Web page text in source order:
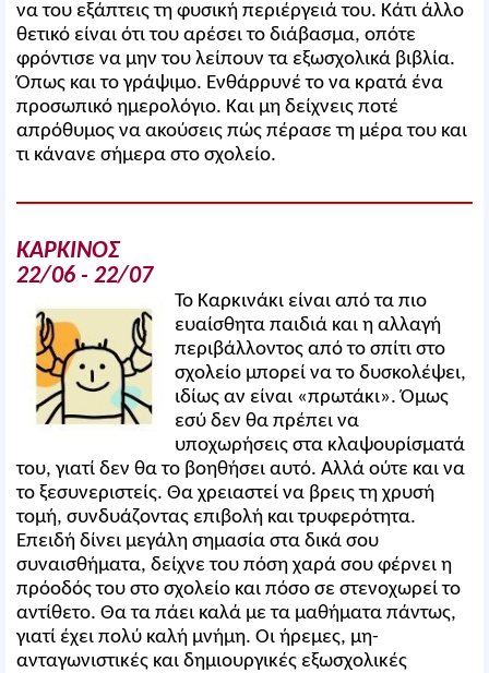
να του εξάπτεις τη φυσική περιέργειά του. Κάτι άλλο
θετικό είναι ότι του αρέσει το διάβασμα, οπότε
φρόντισε να μην του λείπουν τα εξωσχολικά βιβλία.
Όπως και το γράψιμο. Ενθάρρυνέ το να κρατά ένα
προσωπικό ημερολόγιο. Και μη δείχνεις ποτέ
απρόθυμος να ακούσεις πώς πέρασε τη μέρα του και
τι κάνανε σήμερα στο σχολείο.
ΚΑΡΚΙΝΟΣ
22/06 - 22/07
Το Καρκινάκι είναι από τα πιο
ευαίσθητα παιδιά και η αλλαγή
περιβάλλοντος από το σπίτι στο
σχολείο μπορεί να το δυσκολέψει,
ιδίως αν είναι «πρωτάκι». Όμως
εσύ δεν θα πρέπει να
υποχωρήσεις στα κλαψουρίσματά
του, γιατί δεν θα το βοηθήσει αυτό. Αλλά ούτε και να
το ξεσυνεριστείς. Θα χρειαστεί να βρεις τη χρυσή
τομή, συνδυάζοντας επιβολή και τρυφερότητα.
Επειδή δίνει μεγάλη σημασία στα δικά σου
συναισθήματα, δείχνε του πόση χαρά σου φέρνει η
πρόοδός του στο σχολείο και πόσο σε στενοχωρεί το
αντίθετο. Θα τα πάει καλά με τα μαθήματα πάντως,
γιατί έχει πολύ καλή μνήμη. Οι ήρεμες, μη-
ανταγωνιστικές και δημιουργικές εξωσχολικές